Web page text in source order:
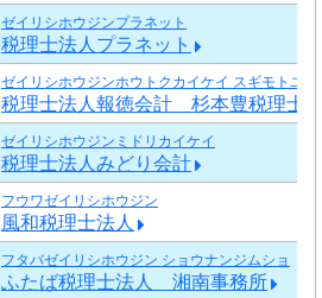
ゼイリシホウジンプラネット
税理士法人プラネット
ゼイリシホウジンホウトクカイケイ スギモトユタ
税理士法人報徳会計 杉本豊税理士
ゼイリシホウジンミドリカイケイ
税理士法人みどり会計
フウワゼイリシホウジン
風和税理士法人
フタバゼイリシホウジン ショウナンジムショ
ふたば税理士法人 湘南事務所